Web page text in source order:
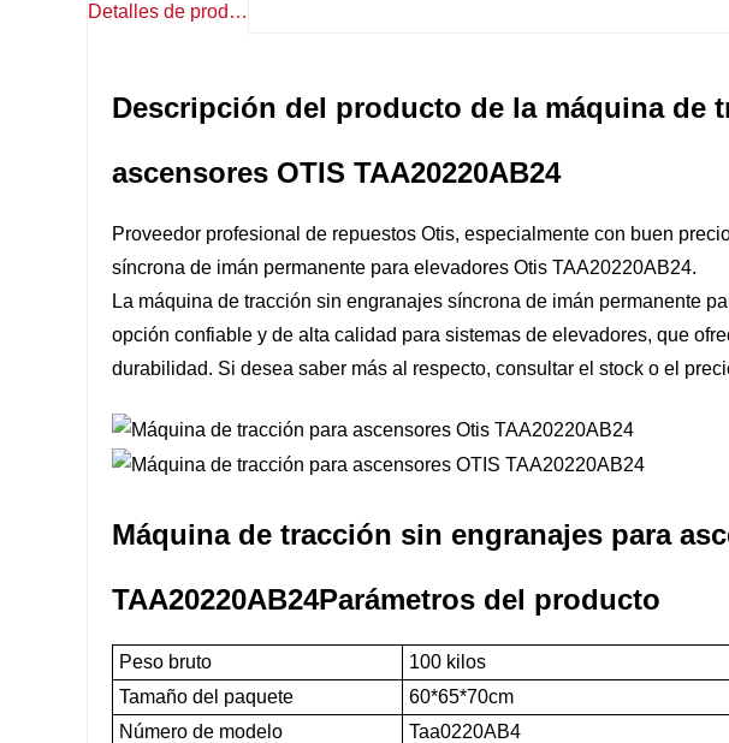
Detalles de producto
Descripción del producto de la máquina de
ascensores OTIS TAA20220AB24
Proveedor profesional de repuestos Otis, especialmente con buen
síncrona de imán permanente para elevadores Otis TAA20220AB24.
La máquina de tracción sin engranajes síncrona de imán permanente
opción confiable y de alta calidad para sistemas de elevadores, que
durabilidad. Si desea saber más al respecto, consultar el stock o el
Máquina de tracción sin engranajes para
TAA20220AB24Parámetros del producto
Peso bruto
100 kilos
Tamaño del paquete
60*65*70cm
Número de modelo
Taa0220AB4